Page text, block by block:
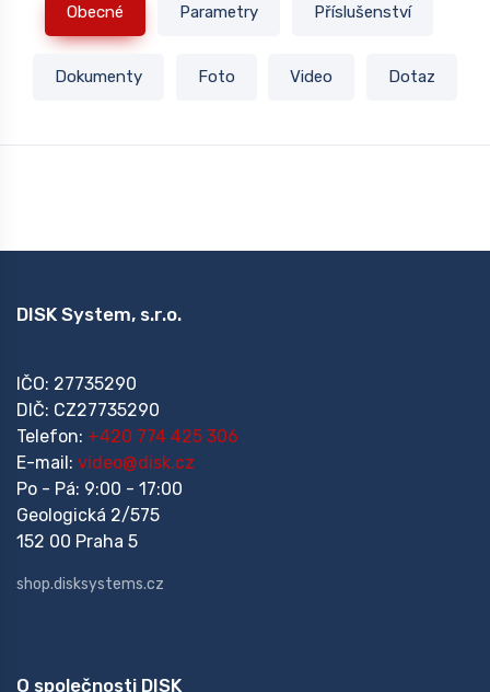
Obecné Parametry Příslušenství
Dokumenty Foto Video Dotaz
DISK System, s.r.o.
IČO: 27735290
DIČ: CZ27735290
Telefon: +420 774 425 306
E-mail: video@disk.cz
Po - Pá: 9:00 - 17:00
Geologická 2/575
152 00 Praha 5
shop.disksystems.cz
O společnosti DISK